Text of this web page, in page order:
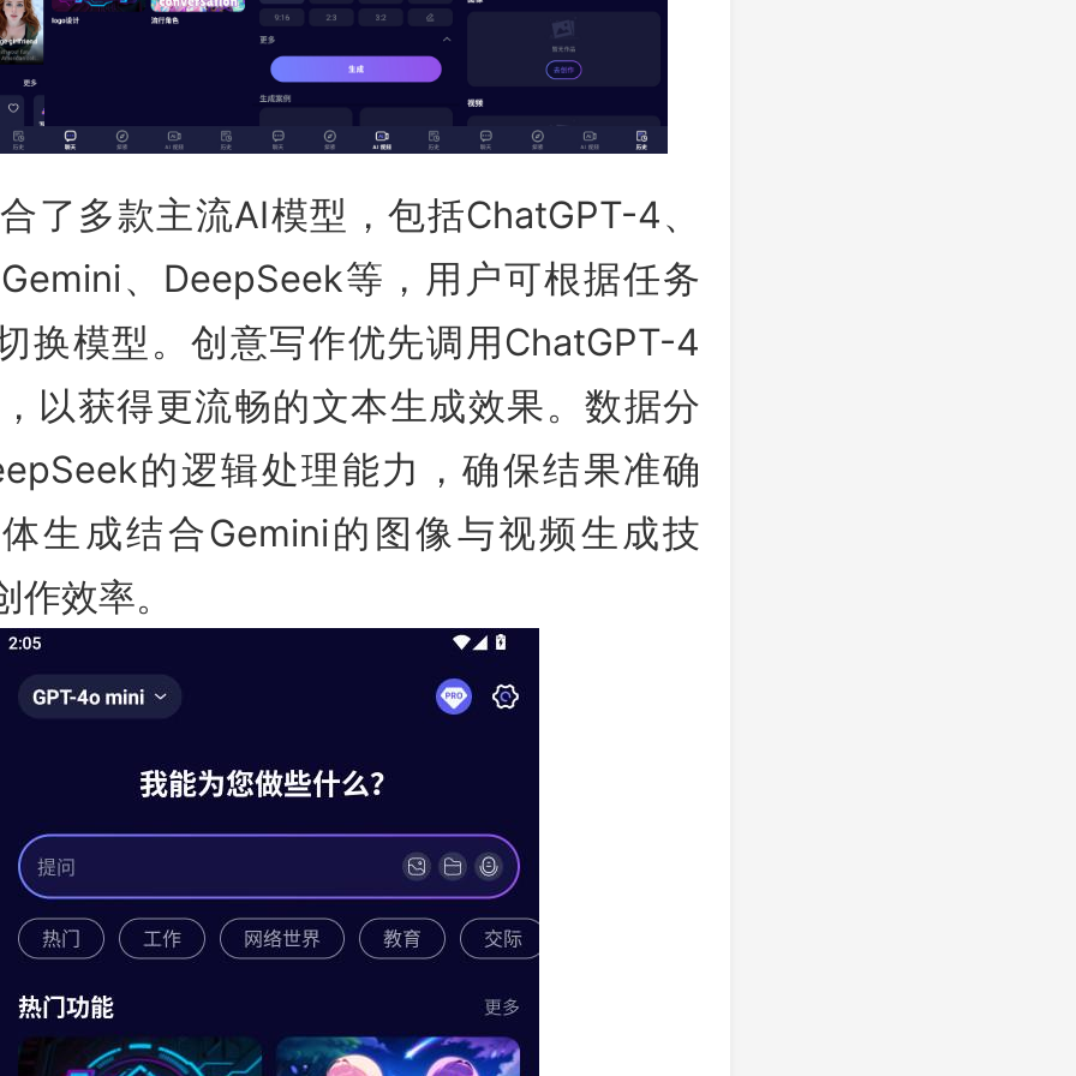
了多款主流AI模型，包括ChatGPT-4、
、DeepSeek等，用户可根据任务
换模型。创意写作优先调用ChatGPT-4
以获得更流畅的文本生成效果。数据分
的逻辑处理能力，确保结果准确
生成结合Gemini的图像与视频生成技
效率。